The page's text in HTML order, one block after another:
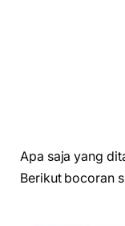
Apa saja yang
Berikut bocoran